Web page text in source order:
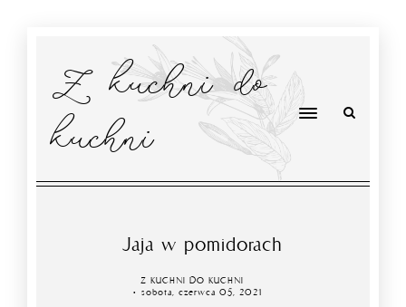
Z kuchni do
kuchni
Jaja w pomidorach
Z KUCHNI DO KUCHNI
sobota, czerwca 05, 2021